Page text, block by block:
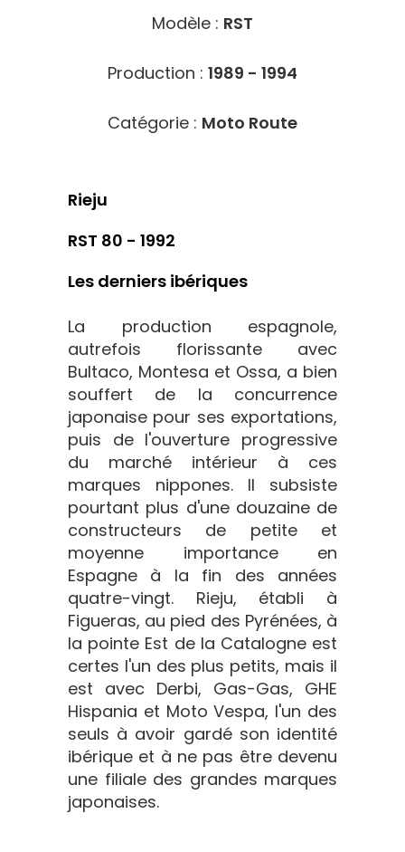
Modèle : RST
Production : 1989 - 1994
Catégorie : Moto Route
Rieju
RST 80 - 1992
Les derniers ibériques
La production espagnole,
autrefois florissante avec
Bultaco, Montesa et Ossa, a bien
souffert de la concurrence
japonaise pour ses exportations,
puis de l'ouverture progressive
du marché intérieur à ces
marques nippones. Il subsiste
pourtant plus d'une douzaine de
constructeurs de petite et
moyenne importance en
Espagne à la fin des années
quatre-vingt. Rieju, établi à
Figueras, au pied des Pyrénées, à
la pointe Est de la Catalogne est
certes l'un des plus petits, mais il
est avec Derbi, Gas-Gas, GHE
Hispania et Moto Vespa, l'un des
seuls à avoir gardé son identité
ibérique et à ne pas être devenu
une filiale des grandes marques
japonaises.